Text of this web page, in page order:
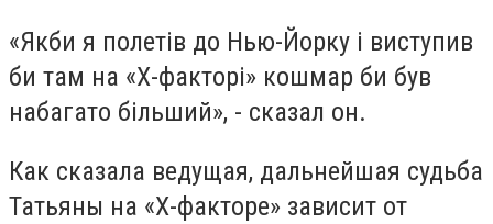
«Якби я полетів до Нью-Йорку і виступив
би там на «Х-факторі» кошмар би був
набагато більший», - сказал он.
Как сказала ведущая, дальнейшая судьба
Татьяны на «Х-факторе» зависит от